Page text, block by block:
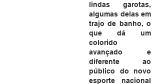
lindas garotas,
algumas delas em
trajo de banho, o
que dá um
colorido
avançado e
diferente ao
público do novo
esporte nacional